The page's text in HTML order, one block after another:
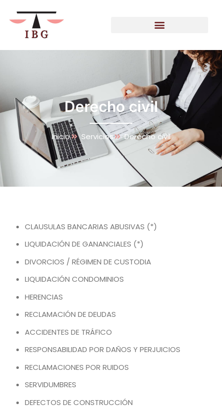
Derecho civil
Inicio Servicios Derecho civil
CLAUSULAS BANCARIAS ABUSIVAS (*)
LIQUIDACIÓN DE GANANCIALES (*)
DIVORCIOS / RÉGIMEN DE CUSTODIA
LIQUIDACIÓN CONDOMINIOS
HERENCIAS
RECLAMACIÓN DE DEUDAS
ACCIDENTES DE TRÁFICO
RESPONSABILIDAD POR DAÑOS Y PERJUICIOS
RECLAMACIONES POR RUIDOS
SERVIDUMBRES
DEFECTOS DE CONSTRUCCIÓN